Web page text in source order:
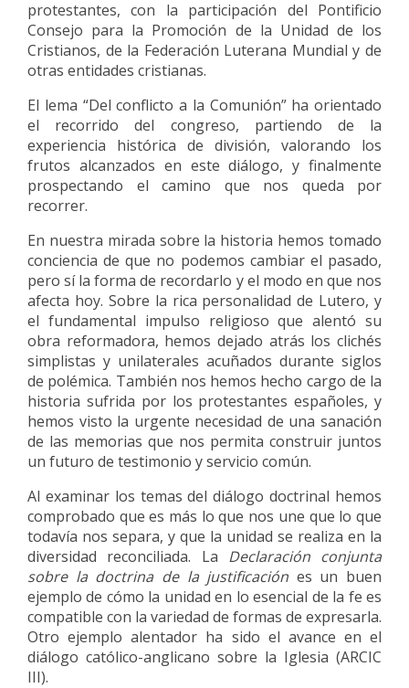
protestantes, con la participación del Pontificio
Consejo para la Promoción de la Unidad de los
Cristianos, de la Federación Luterana Mundial y de
otras entidades cristianas.
El lema “Del conflicto a la Comunión” ha orientado
el recorrido del congreso, partiendo de la
experiencia histórica de división, valorando los
frutos alcanzados en este diálogo, y finalmente
prospectando el camino que nos queda por
recorrer.
En nuestra mirada sobre la historia hemos tomado
conciencia de que no podemos cambiar el pasado,
pero sí la forma de recordarlo y el modo en que nos
afecta hoy. Sobre la rica personalidad de Lutero, y
el fundamental impulso religioso que alentó su
obra reformadora, hemos dejado atrás los clichés
simplistas y unilaterales acuñados durante siglos
de polémica. También nos hemos hecho cargo de la
historia sufrida por los protestantes españoles, y
hemos visto la urgente necesidad de una sanación
de las memorias que nos permita construir juntos
un futuro de testimonio y servicio común.
Al examinar los temas del diálogo doctrinal hemos
comprobado que es más lo que nos une que lo que
todavía nos separa, y que la unidad se realiza en la
diversidad reconciliada. La Declaración conjunta
sobre la doctrina de la justificación es un buen
ejemplo de cómo la unidad en lo esencial de la fe es
compatible con la variedad de formas de expresarla.
Otro ejemplo alentador ha sido el avance en el
diálogo católico-anglicano sobre la Iglesia (ARCIC
III).